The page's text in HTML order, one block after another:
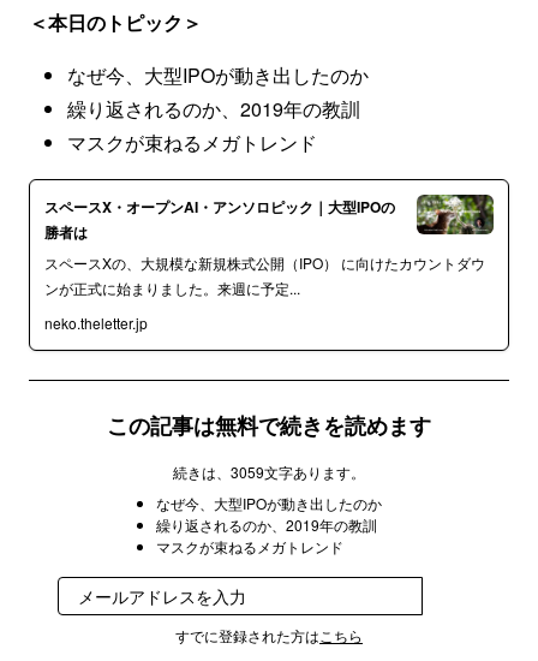
＜本日のトピック＞
なぜ今、大型IPOが動き出したのか
繰り返されるのか、2019年の教訓
マスクが束ねるメガトレンド
スペースX・オープンAI・アンソロピック｜大型IPOの
勝者は
スペースXの、大規模な新規株式公開（IPO） に向けたカウントダウ
ンが正式に始まりました。来週に予定...
neko.theletter.jp
この記事は無料で続きを読めます
続きは、3059文字あります。
なぜ今、大型IPOが動き出したのか
繰り返されるのか、2019年の教訓
マスクが束ねるメガトレンド
すでに登録された方は こちら